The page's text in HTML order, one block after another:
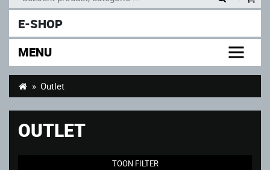
E-SHOP
MENU
Outlet
OUTLET
TOON FILTER